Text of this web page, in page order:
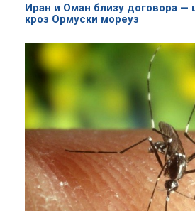
Иран и Оман близу договора —
кроз Ормуски мореуз